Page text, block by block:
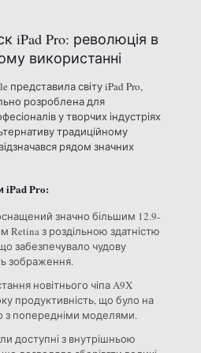
iPad Pro: революція в
використанні
представила світу iPad Pro,
розроблена для
у творчих індустріях
традиційному
рядом значних
iPad Pro:
значно більшим 12.9-
з роздільною здатністю
забезпечувало чудову
зображення.
новітнього чіпа A9X
продуктивність, що було на
з попередніми моделями.
доступні з внутрішньою